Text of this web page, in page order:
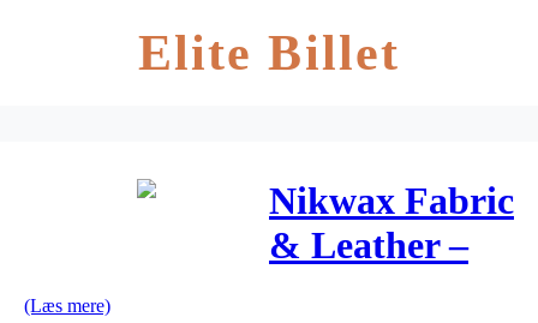
Elite Billet
Nikwax Fabric
& Leather –
(Læs mere)